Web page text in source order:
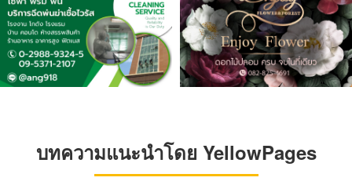
บทความแนะนำโดย YellowPages